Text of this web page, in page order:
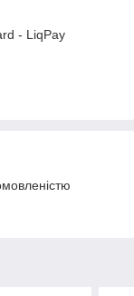
- LiqPay